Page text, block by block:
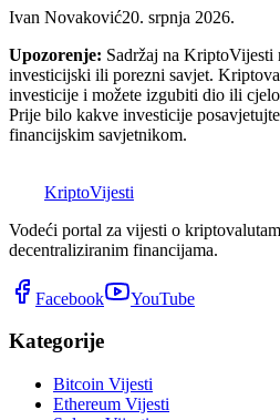
Ivan Novaković20. srpnja 2026.
Upozorenje: Sadržaj na KriptoVijesti
investicijski ili porezni savjet.
investicije i možete izgubiti dio ili
Prije bilo kakve investicije
financijskim savjetnikom.
KriptoVijesti
Vodeći portal za vijesti o
decentraliziranim financijama.
Facebook YouTube
Kategorije
Bitcoin Vijesti
Ethereum Vijesti